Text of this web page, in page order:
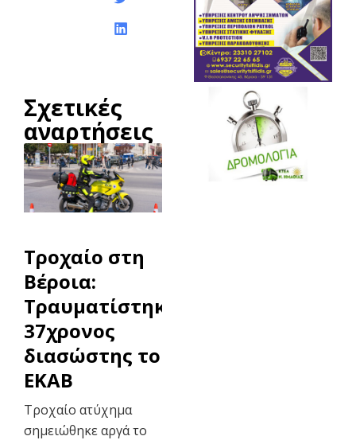
Σχετικές
αναρτήσεις
Τροχαίο στη
Βέροια:
Τραυματίστηκε
37χρονος
διασώστης του
ΕΚΑΒ
Τροχαίο ατύχημα
σημειώθηκε αργά το